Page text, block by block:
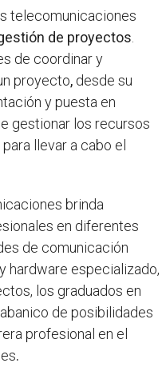
telecomunicaciones
de proyectos
de coordinar y
proyecto, desde su
y puesta en
gestionar los recursos
llevar a cabo el
brinda
en diferentes
de comunicación
hardware especializado,
los graduados en
de posibilidades
profesional en el
.